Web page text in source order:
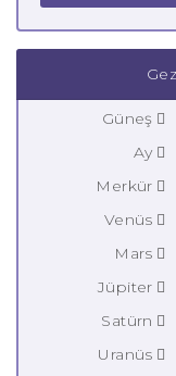
Güneş
Ay
Merkür
Venüs
Mars
Jüpiter
Satürn
Uranüs